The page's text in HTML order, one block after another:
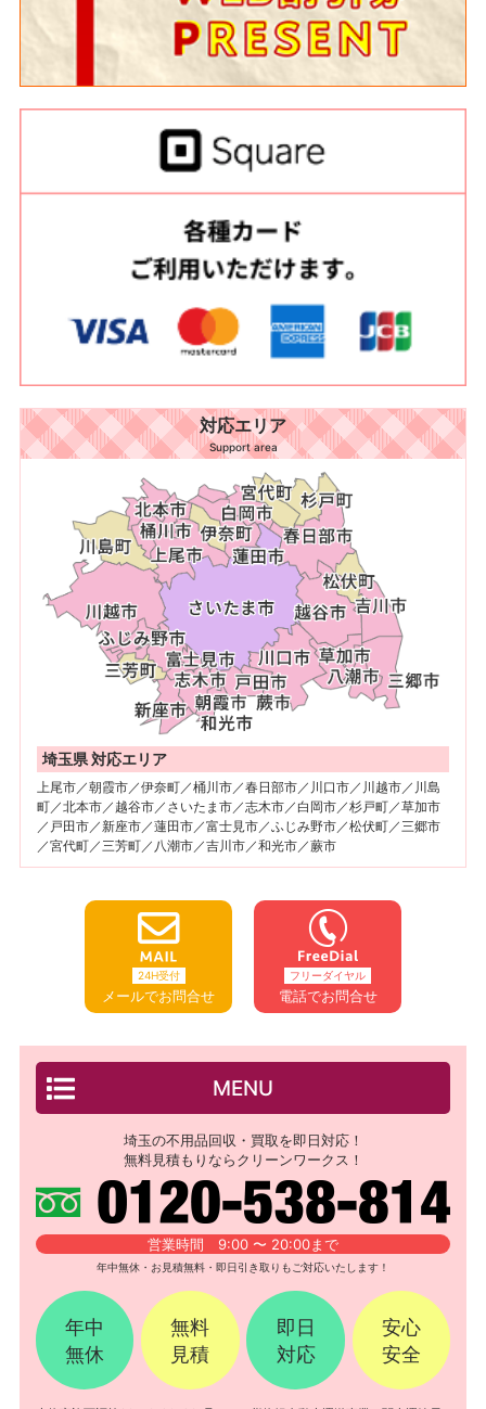
対応エリア
Support area
埼玉県 対応エリア
上尾市／朝霞市／伊奈町／桶川市／春日部市／川口市／川越市／川島
町／北本市／越谷市／さいたま市／志木市／白岡市／杉戸町／草加市
／戸田市／新座市／蓮田市／富士見市／ふじみ野市／松伏町／三郷市
／宮代町／三芳町／八潮市／吉川市／和光市／蕨市
24H受付
メールでお問合せ
フリーダイヤル
電話でお問合せ
MENU
埼玉の不用品回収・買取を即日対応！
無料見積もりならクリーンワークス！
営業時間 9:00 〜 20:00まで
年中無休・お見積無料・即日引き取りもご対応いたします！
年中
無休
無料
見積
即日
対応
安心
安全